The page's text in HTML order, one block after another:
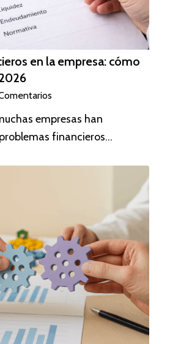
en la empresa: cómo
empresas han
financieros…